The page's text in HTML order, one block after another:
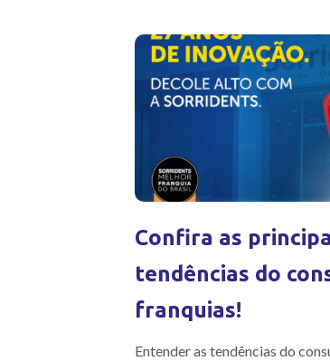
Confira as
tendências do
franquias!
Entender as tendências do